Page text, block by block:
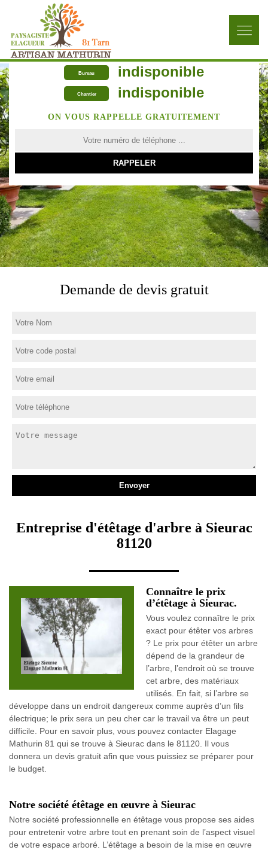
Bureau indisponible
Chantier indisponible
ON VOUS RAPPELLE GRATUITEMENT
Demande de devis gratuit
Entreprise d'étêtage d'arbre à Sieurac
81120
Connaître le prix
d’étêtage à Sieurac.
Vous voulez connaître le prix
exact pour étêter vos arbres
? Le prix pour étêter un arbre
dépend de la grandeur de
l’arbre, l’endroit où se trouve
cet arbre, des matériaux
utilisés. En fait, si l’arbre se
développe dans un endroit dangereux comme auprès d’un fils
électrique; le prix sera un peu cher car le travail va être un peut
difficile. Pour en savoir plus, vous pouvez contacter Elagage
Mathurin 81 qui se trouve à Sieurac dans le 81120. Il vous
donnera un devis gratuit afin que vous puissiez se préparer pour
le budget.
Notre société étêtage en œuvre à Sieurac
Notre société professionnelle en étêtage vous propose ses aides
pour entretenir votre arbre tout en prenant soin de l’aspect visuel
de votre espace arboré. L’étêtage a besoin de la mise en œuvre